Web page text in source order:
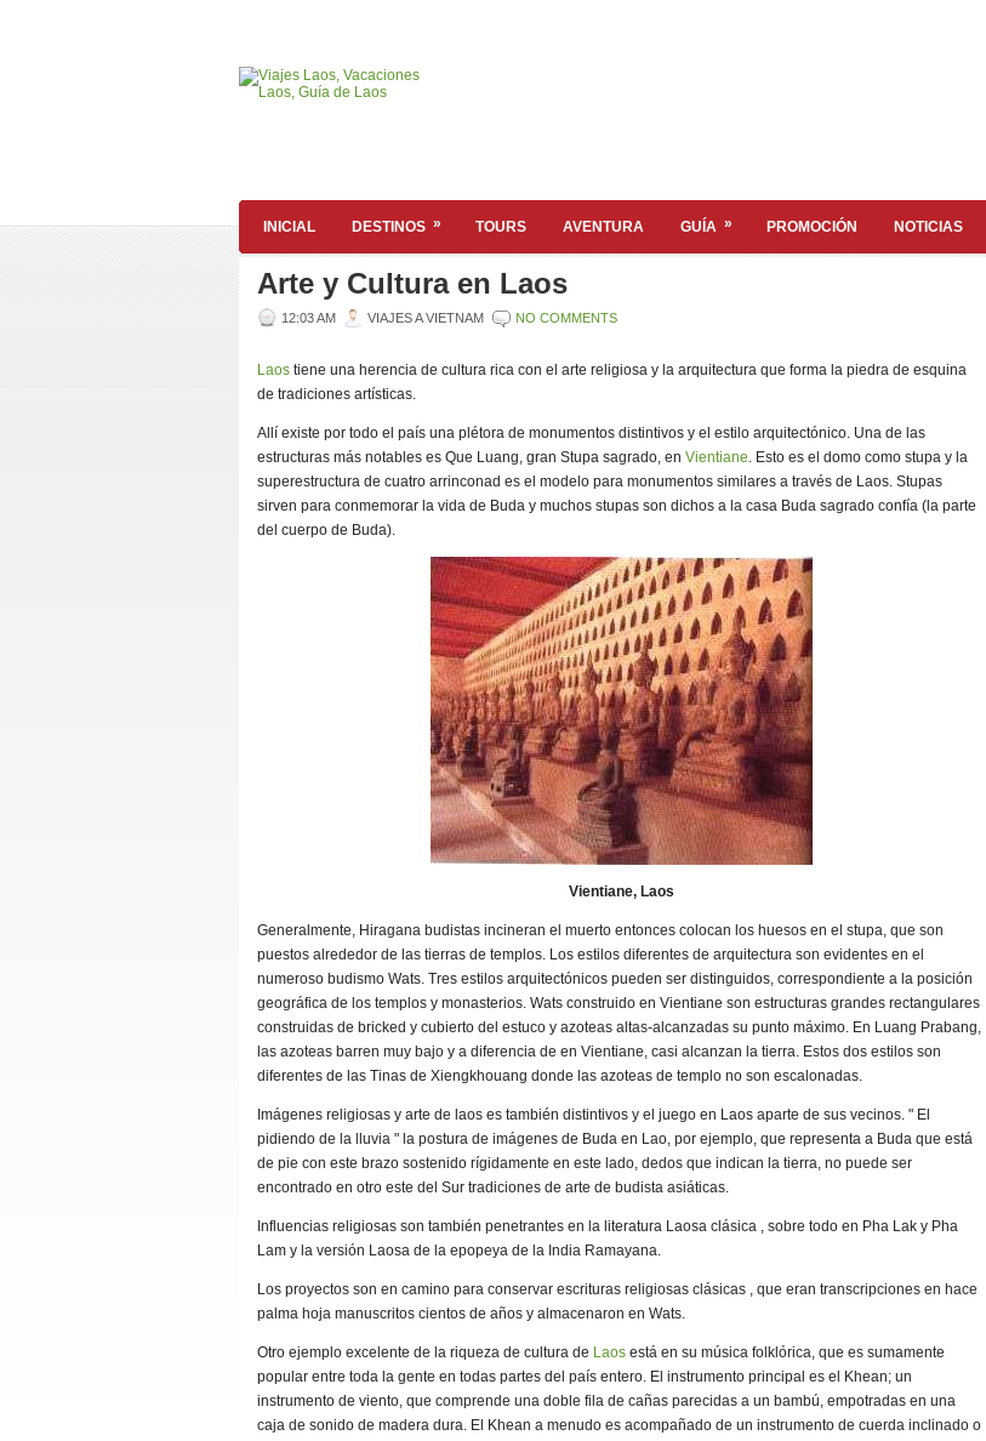
INICIAL DESTINOS » TOURS AVENTURA GUÍA » PROMOCIÓN NOTICIAS
Arte y Cultura en Laos
12:03 AM VIAJES A VIETNAM NO COMMENTS
Laos tiene una herencia de cultura rica con el arte religiosa y la arquitectura que forma la piedra de esquina
de tradiciones artísticas.
Allí existe por todo el país una plétora de monumentos distintivos y el estilo arquitectónico. Una de las
estructuras más notables es Que Luang, gran Stupa sagrado, en Vientiane. Esto es el domo como stupa y la
superestructura de cuatro arrinconad es el modelo para monumentos similares a través de Laos. Stupas
sirven para conmemorar la vida de Buda y muchos stupas son dichos a la casa Buda sagrado confía (la parte
del cuerpo de Buda).
Vientiane, Laos
Generalmente, Hiragana budistas incineran el muerto entonces colocan los huesos en el stupa, que son
puestos alrededor de las tierras de templos. Los estilos diferentes de arquitectura son evidentes en el
numeroso budismo Wats. Tres estilos arquitectónicos pueden ser distinguidos, correspondiente a la posición
geográfica de los templos y monasterios. Wats construido en Vientiane son estructuras grandes rectangulares
construidas de bricked y cubierto del estuco y azoteas altas-alcanzadas su punto máximo. En Luang Prabang,
las azoteas barren muy bajo y a diferencia de en Vientiane, casi alcanzan la tierra. Estos dos estilos son
diferentes de las Tinas de Xiengkhouang donde las azoteas de templo no son escalonadas.
Imágenes religiosas y arte de laos es también distintivos y el juego en Laos aparte de sus vecinos. " El
pidiendo de la lluvia " la postura de imágenes de Buda en Lao, por ejemplo, que representa a Buda que está
de pie con este brazo sostenido rígidamente en este lado, dedos que indican la tierra, no puede ser
encontrado en otro este del Sur tradiciones de arte de budista asiáticas.
Influencias religiosas son también penetrantes en la literatura Laosa clásica , sobre todo en Pha Lak y Pha
Lam y la versión Laosa de la epopeya de la India Ramayana.
Los proyectos son en camino para conservar escrituras religiosas clásicas , que eran transcripciones en hace
palma hoja manuscritos cientos de años y almacenaron en Wats.
Otro ejemplo excelente de la riqueza de cultura de Laos está en su música folklórica, que es sumamente
popular entre toda la gente en todas partes del país entero. El instrumento principal es el Khean; un
instrumento de viento, que comprende una doble fila de cañas parecidas a un bambú, empotradas en una
caja de sonido de madera dura. El Khean a menudo es acompañado de un instrumento de cuerda inclinado o